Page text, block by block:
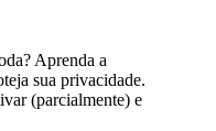
Aprenda a
sua privacidade.
(parcialmente) e